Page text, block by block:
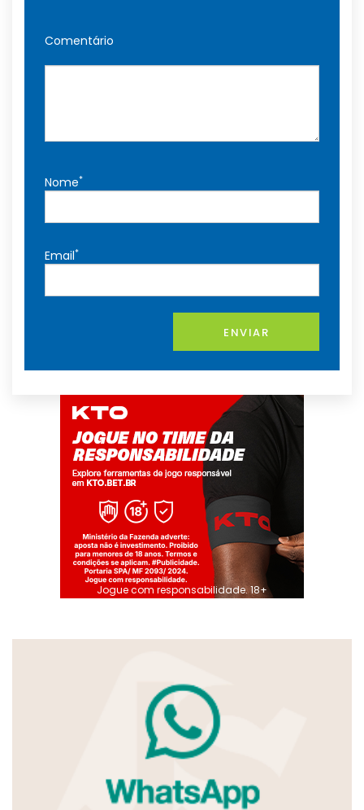
Comentário
Nome*
Email*
ENVIAR
Jogue com responsabilidade. 18+